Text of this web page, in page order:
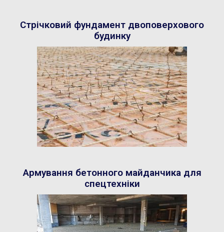
Стрічковий фундамент двоповерхового
будинку
Армування бетонного майданчика для
спецтехніки